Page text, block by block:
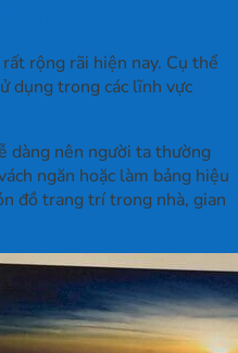
rộng rãi hiện nay. Cụ thể
dụng trong các lĩnh vực
dàng nên người ta thường
ngăn hoặc làm bảng hiệu
đồ trang trí trong nhà, gian